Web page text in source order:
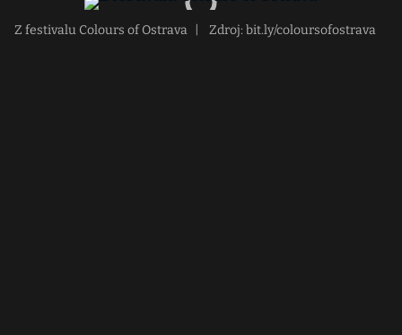
Z festivalu Colours of Ostrava Zdroj: bit.ly/coloursofostrava